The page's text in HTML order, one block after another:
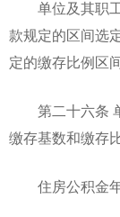
单位及其职工
款规定的区间选
定的缴存比例区
第二十六条 单
缴存基数和缴存
住房公积金年